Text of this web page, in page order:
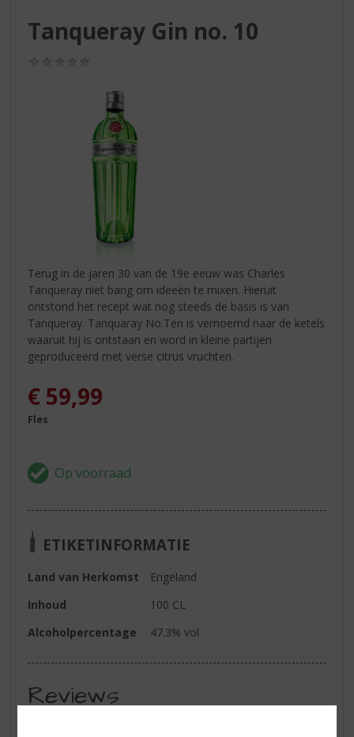
Tanqueray Gin no. 10
Terug in de jaren 30 van de 19e eeuw was Charles
Tanqueray niet bang om ideeën te mixen. Hieruit
ontstond het recept wat nog steeds de basis is van
Tanqueray. Tanquaray No.Ten is vernoemd naar de ketels
waaruit hij is ontstaan en word in kleine partijen
geproduceerd met verse citrus vruchten.
€ 59,99
Fles
ETIKETINFORMATIE
Land van Herkomst
Engeland
Inhoud
100 CL
Alcoholpercentage
47.3% vol
Reviews